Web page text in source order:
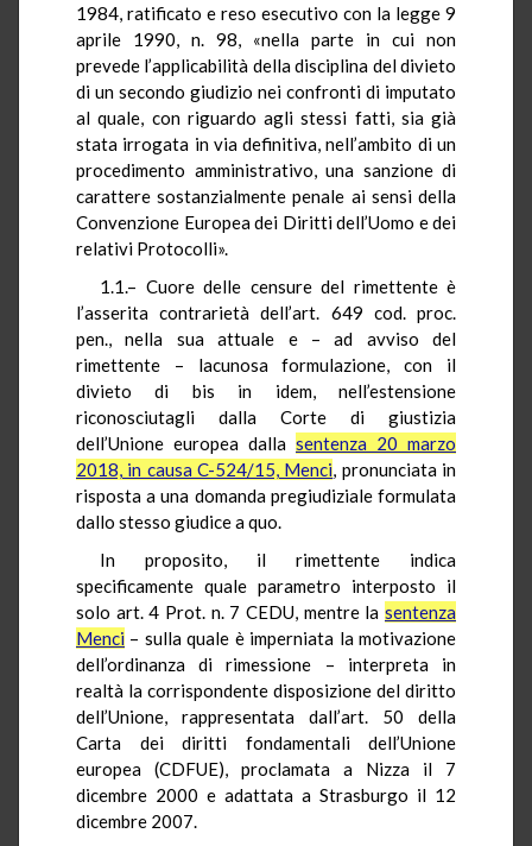
1984, ratificato e reso esecutivo con la legge 9
aprile 1990, n. 98, «nella parte in cui non
prevede l’applicabilità della disciplina del divieto
di un secondo giudizio nei confronti di imputato
al quale, con riguardo agli stessi fatti, sia già
stata irrogata in via definitiva, nell’ambito di un
procedimento amministrativo, una sanzione di
carattere sostanzialmente penale ai sensi della
Convenzione Europea dei Diritti dell’Uomo e dei
relativi Protocolli».
1.1.– Cuore delle censure del rimettente è
l’asserita contrarietà dell’art. 649 cod. proc.
pen., nella sua attuale e – ad avviso del
rimettente – lacunosa formulazione, con il
divieto di bis in idem, nell’estensione
riconosciutagli dalla Corte di giustizia
dell’Unione europea dalla sentenza 20 marzo
2018, in causa C-524/15, Menci, pronunciata in
risposta a una domanda pregiudiziale formulata
dallo stesso giudice a quo.
In proposito, il rimettente indica
specificamente quale parametro interposto il
solo art. 4 Prot. n. 7 CEDU, mentre la sentenza
Menci – sulla quale è imperniata la motivazione
dell’ordinanza di rimessione – interpreta in
realtà la corrispondente disposizione del diritto
dell’Unione, rappresentata dall’art. 50 della
Carta dei diritti fondamentali dell’Unione
europea (CDFUE), proclamata a Nizza il 7
dicembre 2000 e adattata a Strasburgo il 12
dicembre 2007.